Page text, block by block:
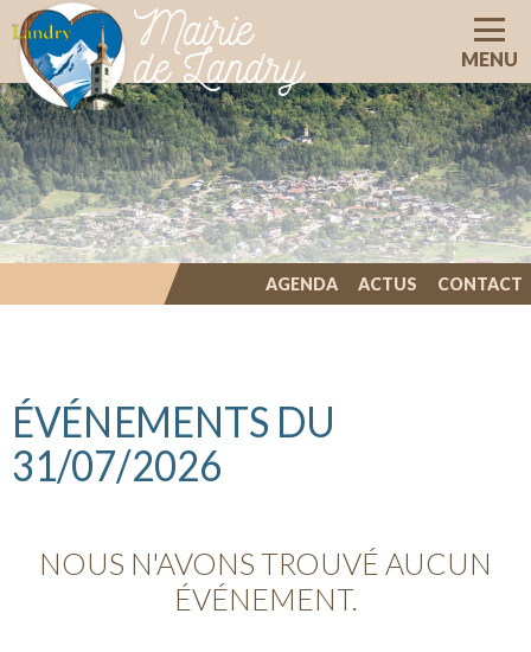
Mairie
de Landry
AGENDA ACTUS CONTACT
MENU
ÉVÉNEMENTS DU
31/07/2026
NOUS N'AVONS TROUVÉ AUCUN
ÉVÉNEMENT.